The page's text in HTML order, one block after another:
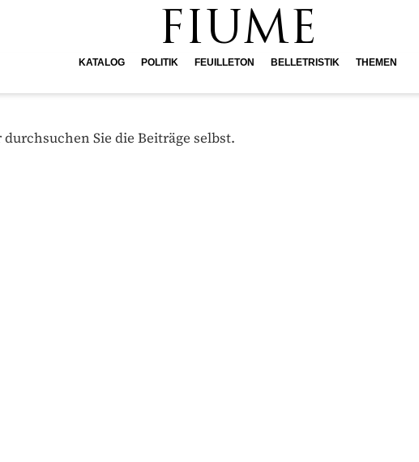
FIUME
KATALOG POLITIK FEUILLETON BELLETRISTIK THEMEN
Sie die Beiträge selbst.